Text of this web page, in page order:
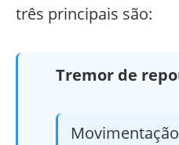
três principais são:
Tremor de